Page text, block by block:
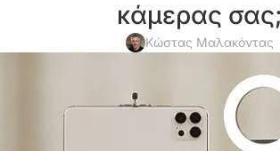
κάμερας σας;
Κώστας Μαλακόντας